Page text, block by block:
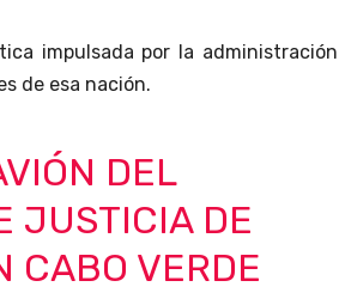
impulsada por la administración
de esa nación.
DEL
JUSTICIA DE
CABO VERDE